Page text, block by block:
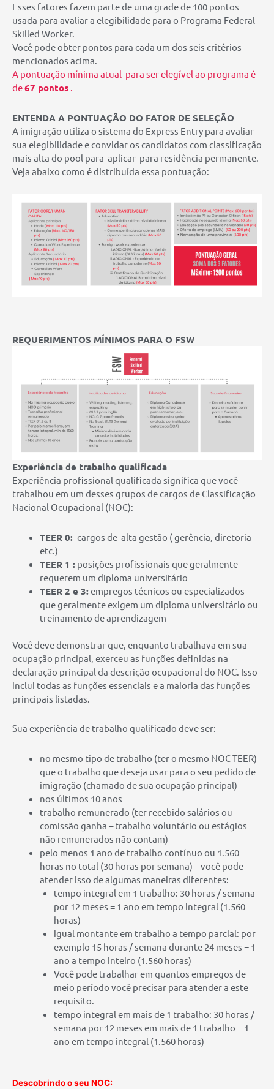
Esses fatores fazem parte de uma grade de 100 pontos
usada para avaliar a elegibilidade para o Programa Federal
Skilled Worker.
Você pode obter pontos para cada um dos seis critérios
mencionados acima.
A pontuação mínima atual para ser elegível ao programa é
de67 pontos .
ENTENDA A PONTUAÇÃO DO FATOR DE SELEÇÃO
A imigração utiliza o sistema do Express Entry para avaliar
sua elegibilidade e convidar os candidatos com classificação
mais alta do pool para aplicar para residência permanente.
Veja abaixo como é distribuída essa pontuação:
REQUERIMENTOS MÍNIMOS PARA O FSW
Experiência de trabalho qualificada
Experiência profissional qualificada significa que você
trabalhou em um desses grupos de cargos de Classificação
Nacional Ocupacional (NOC):
TEER 0: cargos de alta gestão ( gerência, diretoria
etc.)
TEER 1 : posições profissionais que geralmente
requerem um diploma universitário
TEER 2 e 3:empregos técnicos ou especializados
que geralmente exigem um diploma universitário ou
treinamento de aprendizagem
Você deve demonstrar que, enquanto trabalhava em sua
ocupação principal, exerceu as funções definidas na
declaração principal da descrição ocupacional do NOC. Isso
inclui todas as funções essenciais e a maioria das funções
principais listadas.
Sua experiência de trabalho qualificado deve ser:
no mesmo tipo de trabalho (ter o mesmo NOC-TEER)
que o trabalho que deseja usar para o seu pedido de
imigração (chamado de sua ocupação principal)
nos últimos 10 anos
trabalho remunerado (ter recebido salários ou
comissão ganha – trabalho voluntário ou estágios
não remunerados não contam)
pelo menos 1 ano de trabalho contínuo ou 1.560
horas no total (30 horas por semana) – você pode
atender isso de algumas maneiras diferentes:
tempo integral em 1 trabalho: 30 horas / semana
por 12 meses = 1 ano em tempo integral (1.560
horas)
igual montante em trabalho a tempo parcial: por
exemplo 15 horas / semana durante 24 meses = 1
ano a tempo inteiro (1.560 horas)
Você pode trabalhar em quantos empregos de
meio período você precisar para atender a este
requisito.
tempo integral em mais de 1 trabalho: 30 horas /
semana por 12 meses em mais de 1 trabalho = 1
ano em tempo integral (1.560 horas)
Descobrindo o seu NOC: